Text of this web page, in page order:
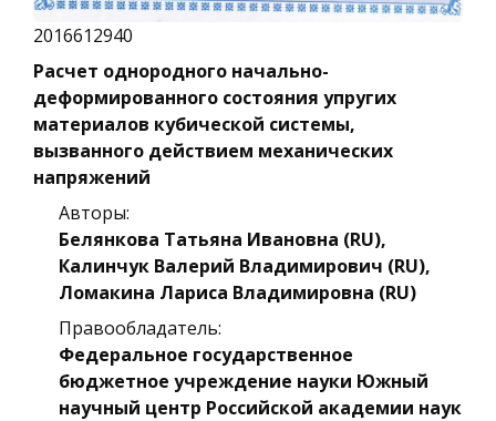
2016612940
Расчет однородного начально-
деформированного состояния упругих
материалов кубической системы,
вызванного действием механических
напряжений
Авторы:
Белянкова Татьяна Ивановна (RU),
Калинчук Валерий Владимирович (RU),
Ломакина Лариса Владимировна (RU)
Правообладатель:
Федеральное государственное
бюджетное учреждение науки Южный
научный центр Российской академии наук